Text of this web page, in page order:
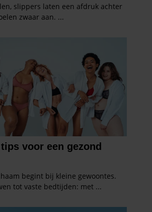
van uw gebruik van hun services. U
onze cookies als u onze website blijft